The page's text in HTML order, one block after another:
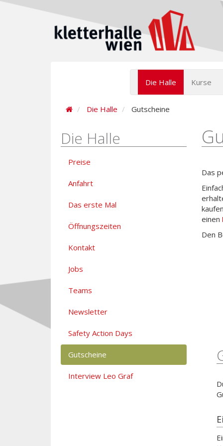
Die Halle Kurse
Die Halle Gutscheine
Die Halle
Preise
Anfahrt
Das erste Mal
Öffnungszeiten
Kontakt
Jobs
Teams
Newsletter
Safety Action Days
Gutscheine
Interview Leo Graf
Das
einen
Den